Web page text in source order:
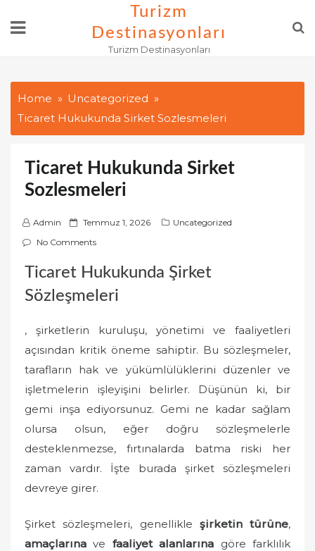
Turizm
Destinasyonları
Turizm Destinasyonları
Home
Uncategorized
Ticaret Hukukunda Sirket Sozlesmeleri
Ticaret Hukukunda Sirket
Sozlesmeleri
Admin
P
o
Temmuz 1, 2026
Uncategorized
No Comments
Ticaret Hukukunda Şirket
Sözleşmeleri
, şirketlerin kuruluşu, yönetimi ve faaliyetleri
açısından kritik öneme sahiptir. Bu sözleşmeler,
tarafların hak ve yükümlülüklerini düzenler ve
işletmelerin işleyişini belirler. Düşünün ki, bir
gemi inşa ediyorsunuz. Gemi ne kadar sağlam
olursa olsun, eğer doğru sözleşmelerle
desteklenmezse, fırtınalarda batma riski her
zaman vardır. İşte burada şirket sözleşmeleri
devreye girer.
Şirket sözleşmeleri, genellikle şirketin türüne,
amaçlarına ve faaliyet alanlarına göre farklılık